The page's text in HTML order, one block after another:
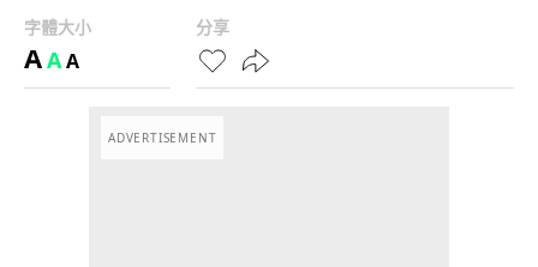
字體大小
AAA
分享
ADVERTISEMENT